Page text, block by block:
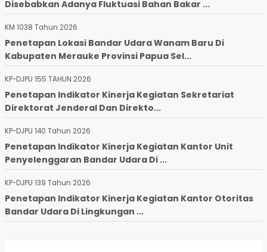
Disebabkan Adanya Fluktuasi Bahan Bakar ...
KM 1038 Tahun 2026
Penetapan Lokasi Bandar Udara Wanam Baru Di
Kabupaten Merauke Provinsi Papua Sel...
KP-DJPU 155 TAHUN 2026
Penetapan Indikator Kinerja Kegiatan Sekretariat
Direktorat Jenderal Dan Direkto...
KP-DJPU 140 Tahun 2026
Penetapan Indikator Kinerja Kegiatan Kantor Unit
Penyelenggaran Bandar Udara Di ...
KP-DJPU 139 Tahun 2026
Penetapan Indikator Kinerja Kegiatan Kantor Otoritas
Bandar Udara Di Lingkungan ...